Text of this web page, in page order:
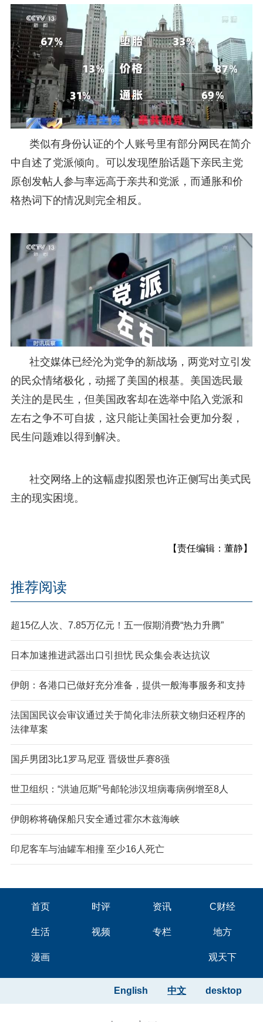
类似有身份认证的个人账号里有部分网民在简介
中自述了党派倾向。可以发现堕胎话题下亲民主党
原创发帖人参与率远高于亲共和党派，而通胀和价
格热词下的情况则完全相反。
社交媒体已经沦为党争的新战场，两党对立引发
的民众情绪极化，动摇了美国的根基。美国选民最
关注的是民生，但美国政客却在选举中陷入党派和
左右之争不可自拔，这只能让美国社会更加分裂，
民生问题难以得到解决。
社交网络上的这幅虚拟图景也许正侧写出美式民
主的现实困境。
【责任编辑：董静】
推荐阅读
超15亿人次、7.85万亿元！五一假期消费“热力升腾”
日本加速推进武器出口引担忧 民众集会表达抗议
伊朗：各港口已做好充分准备，提供一般海事服务和支持
法国国民议会审议通过关于简化非法所获文物归还程序的
法律草案
国乒男团3比1罗马尼亚 晋级世乒赛8强
世卫组织：“洪迪厄斯”号邮轮涉汉坦病毒病例增至8人
伊朗称将确保船只安全通过霍尔木兹海峡
印尼客车与油罐车相撞 至少16人死亡
首页 时评 资讯 C财经
生活 视频 专栏 地方
漫画 观天下
desktop
中文
English